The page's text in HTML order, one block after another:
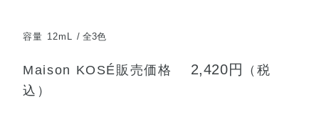
容量 12mL 全3色
Maison KOSÉ販売価格 2,420円
（税
込）